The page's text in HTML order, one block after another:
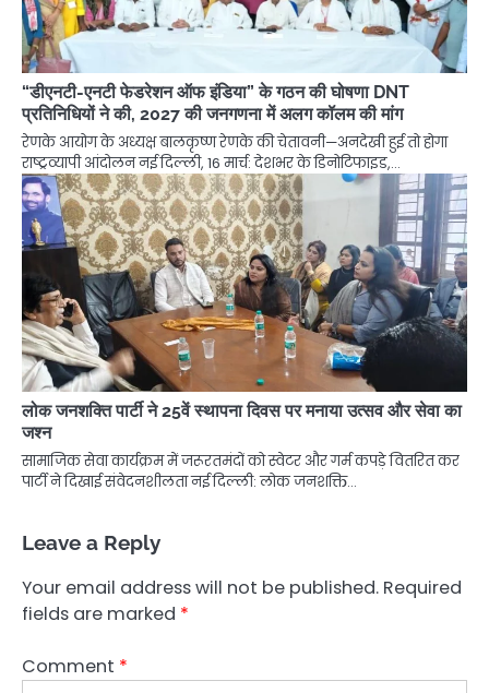
“डीएनटी-एनटी फेडरेशन ऑफ इंडिया” के गठन की घोषणा DNT
प्रतिनिधियों ने की, 2027 की जनगणना में अलग कॉलम की मांग
रेणके आयोग के अध्यक्ष बालकृष्ण रेणके की चेतावनी—अनदेखी हुई तो होगा
राष्ट्रव्यापी आंदोलन नई दिल्ली, 16 मार्च: देशभर के डिनोटिफाइड,…
लोक जनशक्ति पार्टी ने 25वें स्थापना दिवस पर मनाया उत्सव और सेवा का
जश्न
सामाजिक सेवा कार्यक्रम में जरूरतमंदों को स्वेटर और गर्म कपड़े वितरित कर
पार्टी ने दिखाई संवेदनशीलता नई दिल्ली: लोक जनशक्ति…
Leave a Reply
Your email address will not be published. Required
fields are marked *
Comment *